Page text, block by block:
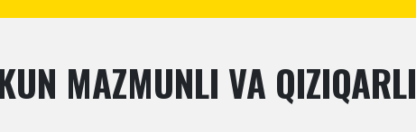
MAZMUNLI VA QIZIQARLI